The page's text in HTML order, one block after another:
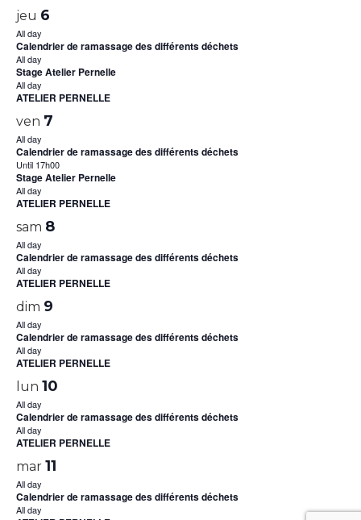
jeu 6
All day
Calendrier de ramassage des différents déchets
All day
Stage Atelier Pernelle
All day
ATELIER PERNELLE
ven 7
All day
Calendrier de ramassage des différents déchets
Until 17h00
Stage Atelier Pernelle
All day
ATELIER PERNELLE
sam 8
All day
Calendrier de ramassage des différents déchets
All day
ATELIER PERNELLE
dim 9
All day
Calendrier de ramassage des différents déchets
All day
ATELIER PERNELLE
lun 10
All day
Calendrier de ramassage des différents déchets
All day
ATELIER PERNELLE
mar 11
All day
Calendrier de ramassage des différents déchets
All day